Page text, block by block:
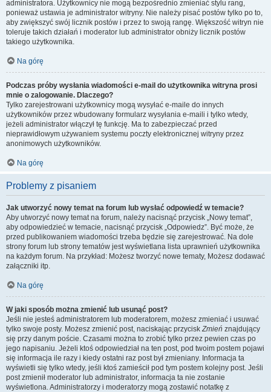
administratora. Użytkownicy nie mogą bezpośrednio zmieniać stylu rang,
ponieważ ustawia je administrator witryny. Nie należy pisać postów tylko po to,
aby zwiększyć swój licznik postów i przez to swoją rangę. Większość witryn nie
toleruje takich działań i moderator lub administrator obniży licznik postów
takiego użytkownika.
Na górę
Podczas próby wysłania wiadomości e-mail do użytkownika witryna prosi
mnie o zalogowanie. Dlaczego?
Tylko zarejestrowani użytkownicy mogą wysyłać e-maile do innych
użytkowników przez wbudowany formularz wysyłania e-maili i tylko wtedy,
jeżeli administrator włączył tę funkcję. Ma to zabezpieczać przed
nieprawidłowym używaniem systemu poczty elektronicznej witryny przez
anonimowych użytkowników.
Na górę
Problemy z pisaniem
Jak utworzyć nowy temat na forum lub wysłać odpowiedź w temacie?
Aby utworzyć nowy temat na forum, należy nacisnąć przycisk „Nowy temat”,
aby odpowiedzieć w temacie, nacisnąć przycisk „Odpowiedz”. Być może, że
przed publikowaniem wiadomości trzeba będzie się zarejestrować. Na dole
strony forum lub strony tematów jest wyświetlana lista uprawnień użytkownika
na każdym forum. Na przykład: Możesz tworzyć nowe tematy, Możesz dodawać
załączniki itp.
Na górę
W jaki sposób można zmienić lub usunąć post?
Jeśli nie jesteś administratorem lub moderatorem, możesz zmieniać i usuwać
tylko swoje posty. Możesz zmienić post, naciskając przyciskZmień znajdujący
się przy danym poście. Czasami można to zrobić tylko przez pewien czas po
jego napisaniu. Jeżeli ktoś odpowiedział na ten post, pod twoim postem pojawi
się informacja ile razy i kiedy ostatni raz post był zmieniany. Informacja ta
wyświetli się tylko wtedy, jeśli ktoś zamieścił pod tym postem kolejny post. Jeśli
post zmienił moderator lub administrator, informacja ta nie zostanie
wyświetlona. Administratorzy i moderatorzy mogą zostawić notatkę z